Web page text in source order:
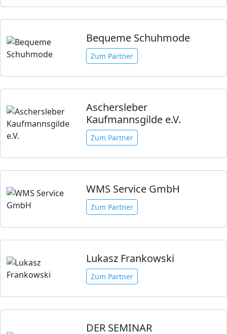
Bequeme Schuhmode
Zum Partner
Aschersleber
Kaufmannsgilde e.V.
Zum Partner
WMS Service GmbH
Zum Partner
Lukasz Frankowski
Zum Partner
DER SEMINAR